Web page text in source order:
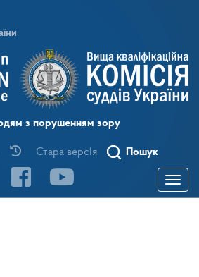
з порушенням зору
Стара версІя Пошук
Toggle